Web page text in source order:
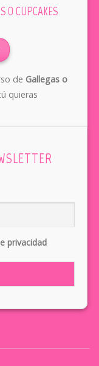
O CUPCAKES
de Gallegas o
quieras
privacidad